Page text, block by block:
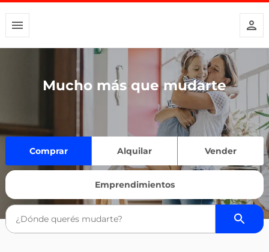
Mucho más que mudarte
Comprar Alquilar Vender
Emprendimientos